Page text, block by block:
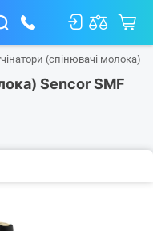
(спінювачі молока)
Sencor SMF